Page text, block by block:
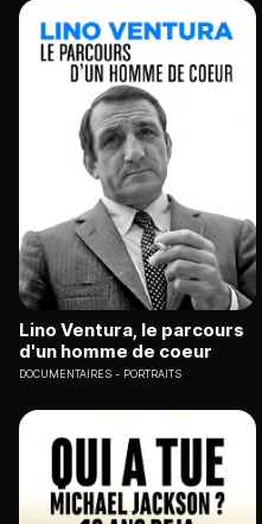
Lino Ventura, le parcours
d'un homme de coeur
DOCUMENTAIRES PORTRAITS